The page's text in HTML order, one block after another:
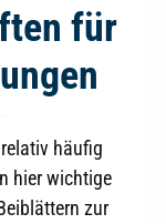
für
häufig
hier wichtige
zur